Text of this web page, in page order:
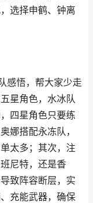
选择申鹤、钟离
感悟，帮大家少走
星角色，水冰队
四星角色只要练
娜搭配永冻队，
太多；其次，注
尼特，还是香
致阵容断层，实
充能武器，确保